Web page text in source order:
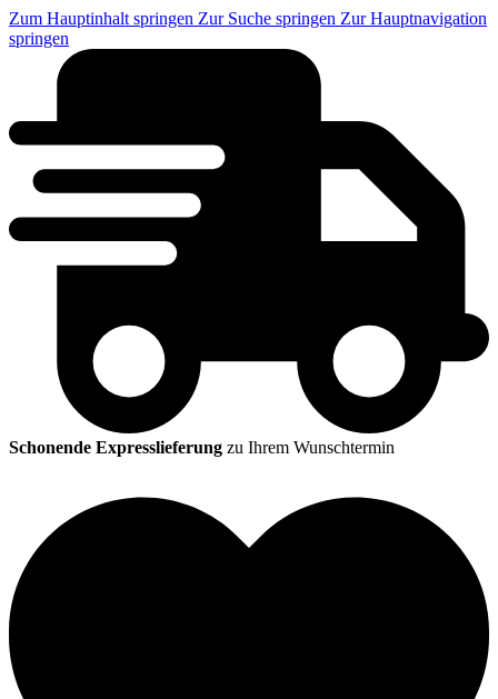
Zum Hauptinhalt springen Zur Suche springen Zur Hauptnavigation
springen
Schonende Expresslieferung zu Ihrem Wunschtermin